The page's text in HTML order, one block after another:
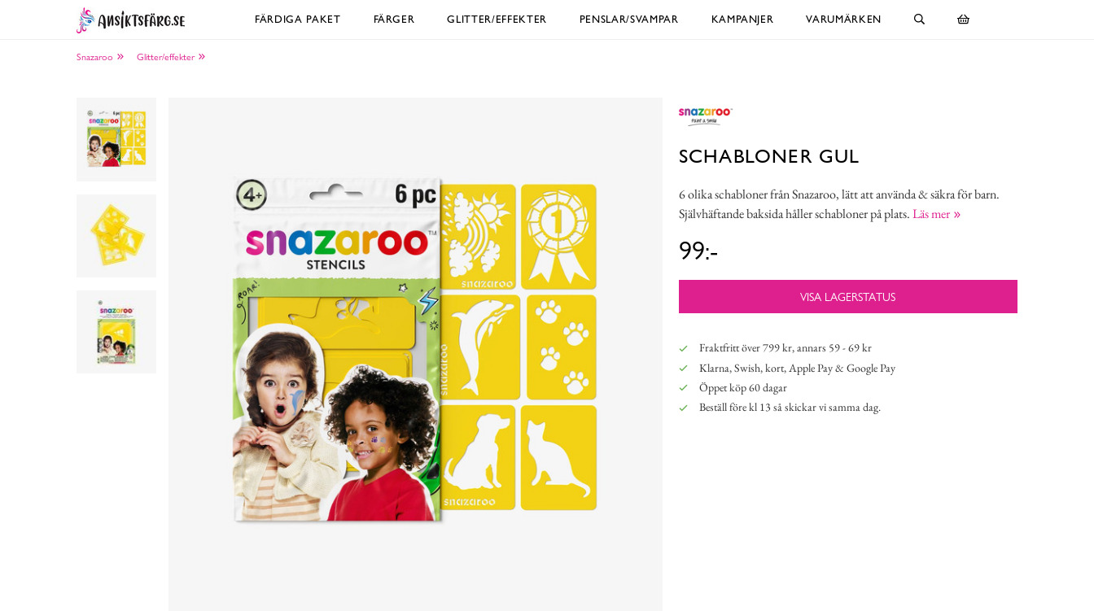
FÄRDIGA PAKET FÄRGER GLITTER/EFFEKTER PENSLAR/SVAMPAR KAMPANJER VARUMÄRKEN
Snazaroo Glitter/effekter
SCHABLONER GUL
6 olika schabloner från Snazaroo, lätt att använda & säkra för barn.
Självhäftande baksida håller schabloner på plats.Läs mer
99:-
VISA LAGERSTATUS
Fraktfritt över 799 kr, annars 59 - 69 kr
Klarna, Swish, kort, Apple Pay & Google Pay
Öppet köp 60 dagar
Beställ före kl 13 så skickar vi samma dag.